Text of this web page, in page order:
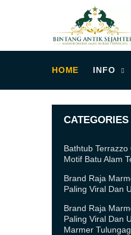
HOME INFO
CATEGORIES
Bathtub
Motif Batu Alam
Brand Raja
Paling Viral Dan
Brand Raja
Paling Viral Dan
Marmer